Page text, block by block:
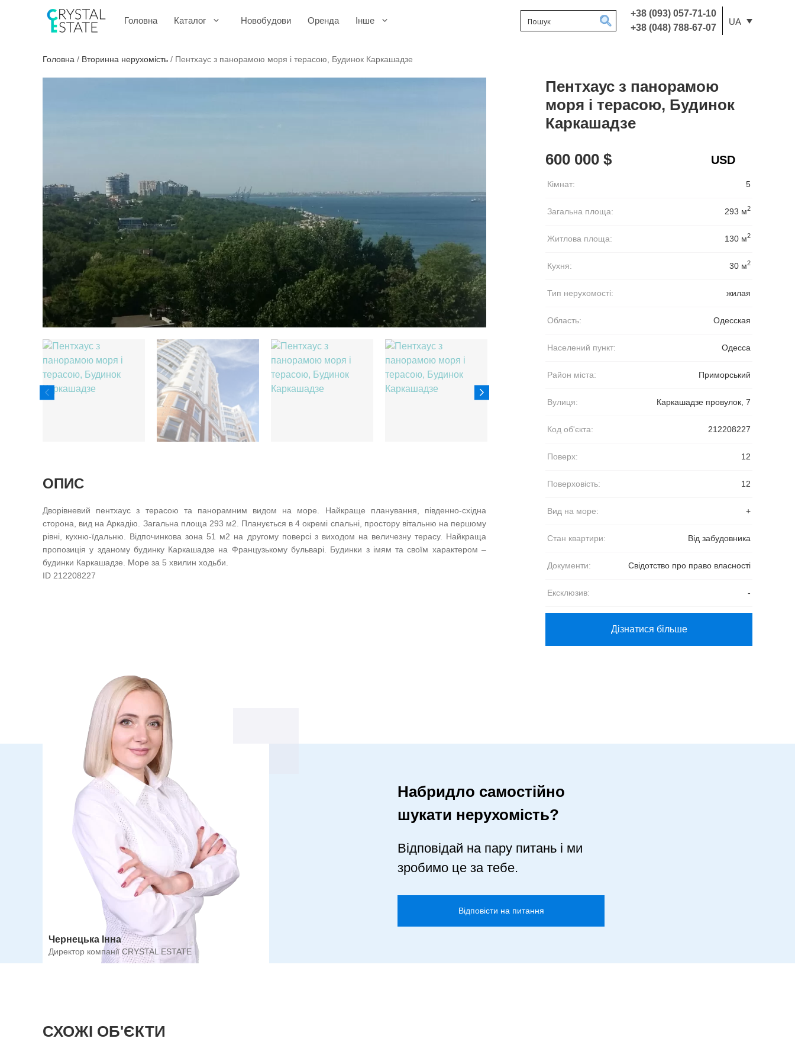
+38 (093) 057-71-10
+38 (048) 788-67-07
UA
Головна Каталог Новобудови Оренда Інше
Головна / Вторинна нерухомість / Пентхаус з панорамою моря і терасою, Будинок Каркашадзе
ОПИС
Дворівневий пентхаус з терасою та панорамним видом на море. Найкраще планування, південно-східна
сторона, вид на Аркадію. Загальна площа 293 м2. Планується в 4 окремі спальні, простору вітальню на першому
рівні, кухню-їдальню. Відпочинкова зона 51 м2 на другому поверсі з виходом на величезну терасу. Найкраща
пропозиція у зданому будинку Каркашадзе на Французькому бульварі. Будинки з імям та своїм характером –
будинки Каркашадзе. Море за 5 хвилин ходьби.
ID 212208227
Пентхаус з панорамою
моря і терасою, Будинок
Каркашадзе
600 000 $
Кімнат: 5
Загальна площа: 293 м2
Житлова площа: 130 м2
Кухня: 30 м2
Тип нерухомості: жилая
Область: Одесская
Населений пункт: Одесса
Район міста: Приморський
Вулиця: Каркашадзе провулок, 7
Код об'єкта: 212208227
Поверх: 12
Поверховість: 12
Вид на море: +
Стан квартири: Від забудовника
Документи: Свідотство про право власності
Ексклюзив: -
Дізнатися більше
Чернецька Інна
Директор компанії CRYSTAL ESTATE
Набридло самостійно
шукати нерухомість?
Відповідай на пару питань і ми
зробимо це за тебе.
Відповісти на питання
СХОЖІ ОБ'ЄКТИ